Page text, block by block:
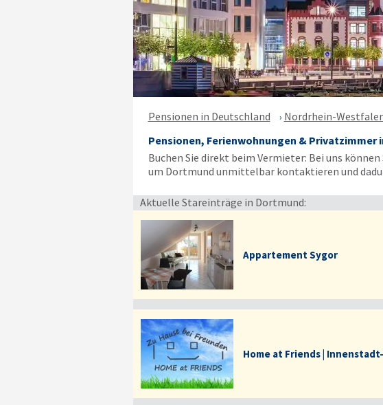
Pensionen in Deutschland Nordrhein-
Pensionen, Ferienwohnungen & Privatzimmer
Buchen Sie direkt beim Vermieter: Bei uns
um Dortmund unmittelbar kontaktieren und
Aktuelle Stareinträge in Dortmund:
Appartement Sygor
Home at Friends |